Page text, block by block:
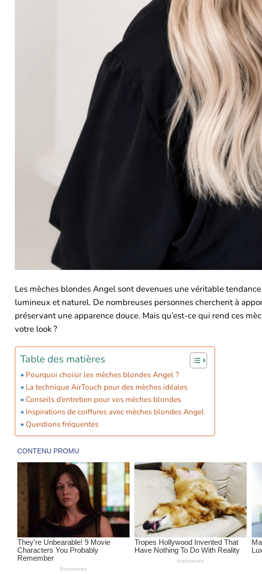
Les mèches blondes Angel sont devenues une véritable
lumineux et naturel. De nombreuses personnes cherchent à
préservant une apparence douce. Mais qu’est-ce qui rend ces
votre look ?
Table des matières
Pourquoi choisir les mèches blondes Angel ?
La technique AirTouch pour des mèches idéales
Conseils d’entretien pour vos mèches blondes
Inspirations de coiffures avec mèches blondes Angel
Questions fréquentes